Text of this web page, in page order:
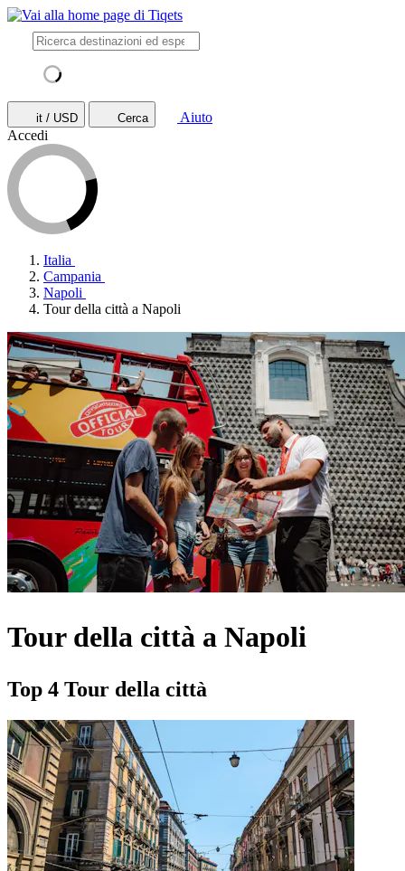
it / USD Cerca
Aiuto
Accedi
Italia
Campania
Napoli
Tour della città a Napoli
Tour della città a Napoli
Top 4 Tour della città